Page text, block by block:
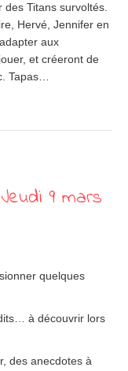
Titans survoltés.
Hervé, Jennifer en
aux
et créeront de
Tapas…
9 mars
quelques
à découvrir lors
des anecdotes à